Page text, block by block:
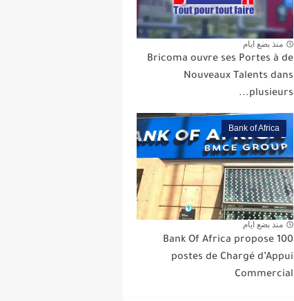
منذ بضع ايام
Bricoma ouvre ses Portes à de
Nouveaux Talents dans
plusieurs...
Bank of Africa
منذ بضع ايام
Bank Of Africa propose 100
postes de Chargé d’Appui
Commercial